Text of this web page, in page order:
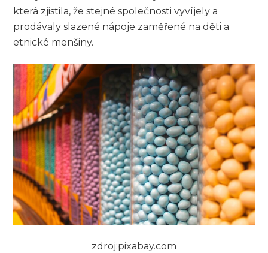
která zjistila, že stejné společnosti vyvíjely a
prodávaly slazené nápoje zaměřené na děti a
etnické menšiny.
zdroj:pixabay.com